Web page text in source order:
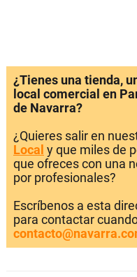
¿Tienes una tienda,
local comercial en
de Navarra?
¿Quieres salir en
Local y que miles de
que ofreces con una
por profesionales?
Escríbenos a esta
para contactar